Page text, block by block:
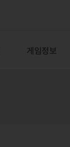
게임정보